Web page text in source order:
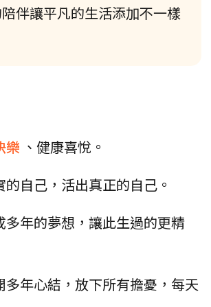
伴讓平凡的生活添加不一樣
樂 、健康喜悅。
自己，活出真正的自己。
多年的夢想，讓此生過的更精
多年心結，放下所有擔憂，每天